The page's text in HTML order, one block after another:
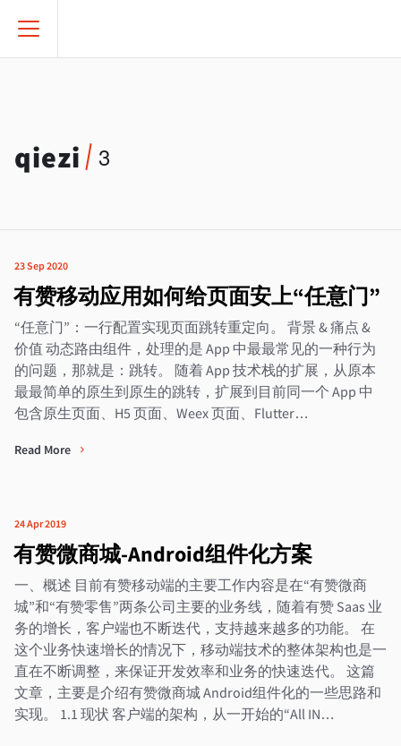
qiezi 3
23 Sep 2020
有赞移动应用如何给页面安上“任意门”
“任意门”：一行配置实现页面跳转重定向。 背景 & 痛点 &
价值 动态路由组件，处理的是 App 中最最常见的一种行为
的问题，那就是：跳转。 随着 App 技术栈的扩展，从原本
最最简单的原生到原生的跳转，扩展到目前同一个 App 中
包含原生页面、H5 页面、Weex 页面、Flutter…
Read More
24 Apr 2019
有赞微商城-Android组件化方案
一、概述 目前有赞移动端的主要工作内容是在“有赞微商
城”和“有赞零售”两条公司主要的业务线，随着有赞 Saas 业
务的增长，客户端也不断迭代，支持越来越多的功能。 在
这个业务快速增长的情况下，移动端技术的整体架构也是一
直在不断调整，来保证开发效率和业务的快速迭代。 这篇
文章，主要是介绍有赞微商城 Android组件化的一些思路和
实现。 1.1 现状 客户端的架构，从一开始的“All IN…